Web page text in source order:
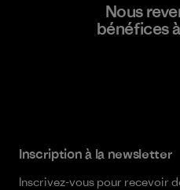
Nous
bénéfices
Inscription à la newsletter
Inscrivez-vous pour recevoir